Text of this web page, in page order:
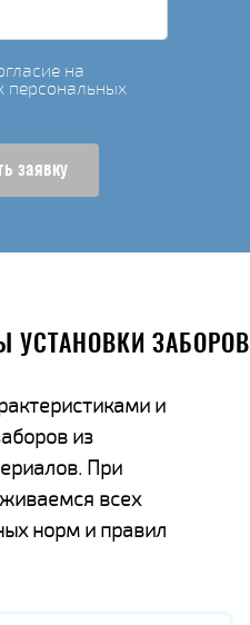
на
персональных
заявку
УСТАНОВКИ ЗАБОРОВ
и
из
При
всех
норм и правил